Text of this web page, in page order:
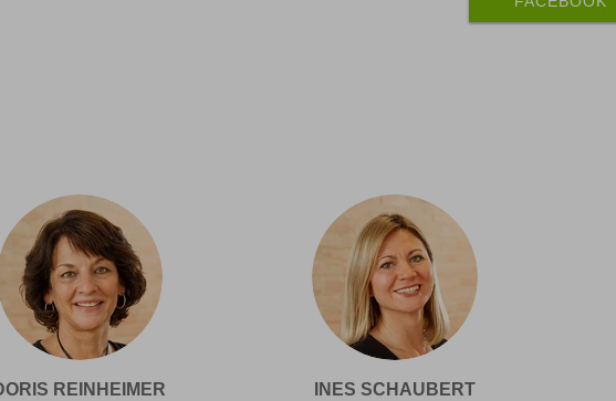
Doris
REINHEIMER
Ines
INES SCHAUBERT